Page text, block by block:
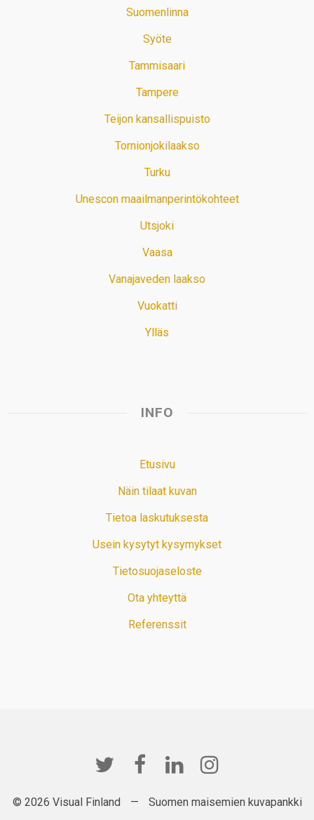
Suomenlinna
Syöte
Tammisaari
Tampere
Teijon kansallispuisto
Tornionjokilaakso
Turku
Unescon maailmanperintökohteet
Utsjoki
Vaasa
Vanajaveden laakso
Vuokatti
Ylläs
INFO
Etusivu
Näin tilaat kuvan
Tietoa laskutuksesta
Usein kysytyt kysymykset
Tietosuojaseloste
Ota yhteyttä
Referenssit
© 2026 Visual Finland — Suomen maisemien kuvapankki